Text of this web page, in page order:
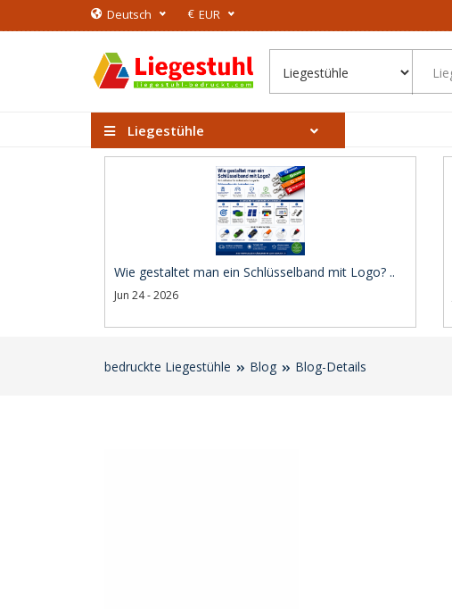
Deutsch € EUR
Liegestühle
Wie gestaltet man ein Schlüsselband mit Logo? ..
Jun 24 - 2026
bedruckte Liegestühle Blog Blog-Details